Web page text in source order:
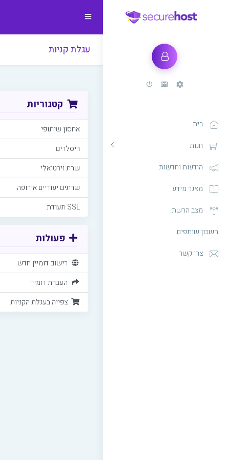
בית
חנות
הודעות וחדשות
מאגר מידע
מצב הרשת
חשבון שותפים
צרו קשר
עגלת קניות
קטגוריות
אחסון שיתופי
ריסלרים
שרת וירטואלי
שרתים יעודיים אירופה
SSL תעודת
פעולות
רישום דומיין חדש
העברת דומיין
צפייה בעגלת הקניות